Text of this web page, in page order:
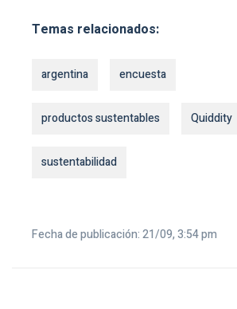
Temas relacionados:
argentina encuesta
productos sustentables Quiddity
sustentabilidad
Fecha de publicación: 21/09, 3:54 pm